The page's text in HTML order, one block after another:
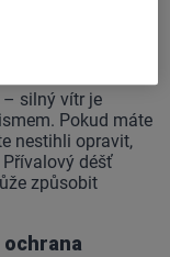
– silný vítr je
Pokud máte
nestihli opravit,
Přívalový déšť
způsobit
ochrana